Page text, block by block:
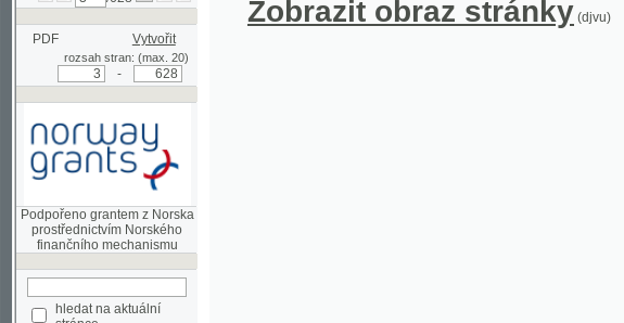
PDF Vytvořit
rozsah stran: (max. 20)
Podpořeno grantem z Norska
prostřednictvím Norského
hledat na aktuální
stránce
Pokročilé vyhledávání